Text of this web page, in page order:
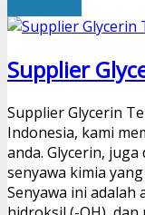
Supplier
Supplier Glycerin
Indonesia, kami
anda. Glycerin,
senyawa kimia
Senyawa ini